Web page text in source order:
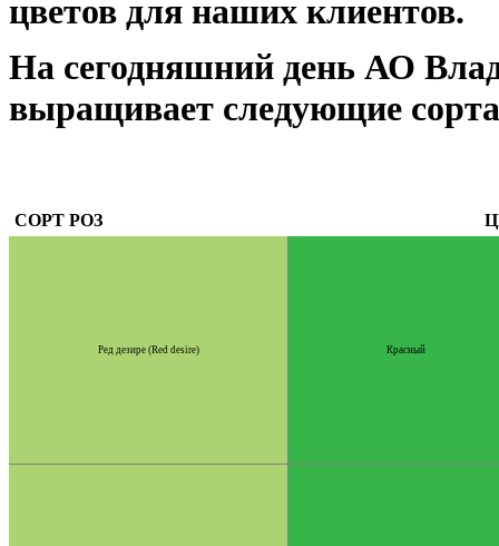
цветов для наших клиентов.
На сегодняшний день АО
выращивает следующие
СОРТ РОЗ
Ред дезире (Red desire) Красный